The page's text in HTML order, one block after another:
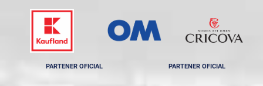
PARTENER OFICIAL PARTENER OFICIAL